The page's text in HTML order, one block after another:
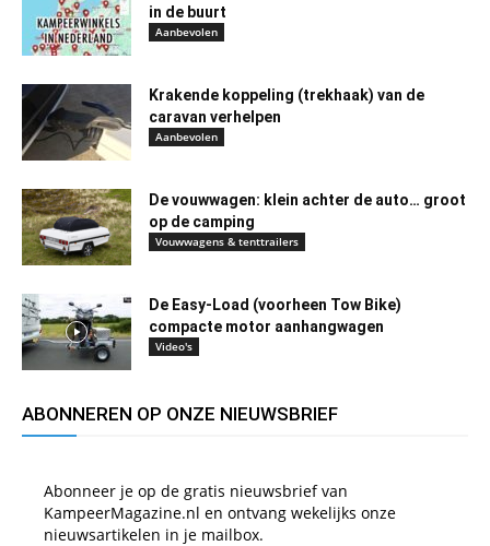
in de buurt
Aanbevolen
Krakende koppeling (trekhaak) van de
caravan verhelpen
Aanbevolen
De vouwwagen: klein achter de auto… groot
op de camping
Vouwwagens & tenttrailers
De Easy-Load (voorheen Tow Bike)
compacte motor aanhangwagen
Video's
ABONNEREN OP ONZE NIEUWSBRIEF
Abonneer je op de gratis nieuwsbrief van
KampeerMagazine.nl en ontvang wekelijks onze
nieuwsartikelen in je mailbox.